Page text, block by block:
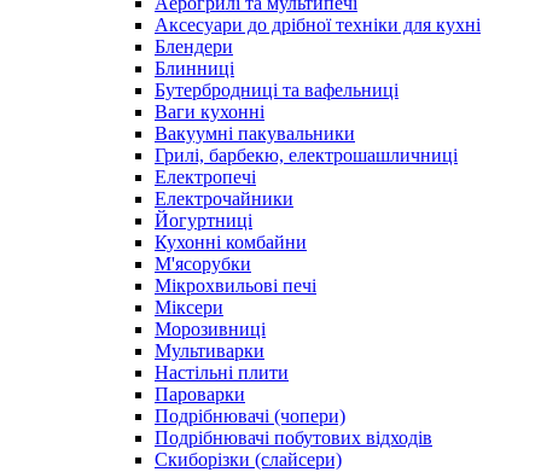
Аксесуари до дрібної техніки для кухні
Блендери
Блинниці
Бутербродниці та вафельниці
Ваги кухонні
Вакуумні пакувальники
Грилі, барбекю, електрошашличниці
Електропечі
Електрочайники
Йогуртниці
Кухонні комбайни
М'ясорубки
Мікрохвильові печі
Міксери
Морозивниці
Мультиварки
Настільні плити
Пароварки
Подрібнювачі (чопери)
Подрібнювачі побутових відходів
Скиборізки (слайсери)